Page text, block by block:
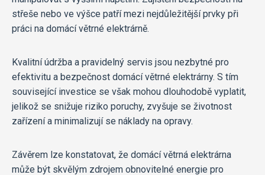
střeše nebo ve výšce patří mezi nejdůležitější prvky při
práci na domácí větrné elektrárně.
Kvalitní údržba a pravidelný servis jsou nezbytné pro
efektivitu a bezpečnost domácí větrné elektrárny. S tím
související investice se však mohou dlouhodobě vyplatit,
jelikož se snižuje riziko poruchy, zvyšuje se životnost
zařízení a minimalizují se náklady na opravy.
Závěrem lze konstatovat, že domácí větrná elektrárna
může být skvělým zdrojem obnovitelné energie pro